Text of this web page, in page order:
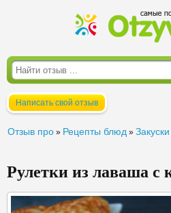
Написать свой отзыв
Отзыв про » Рецепты блюд » Закуски
Рулетки из лаваша с